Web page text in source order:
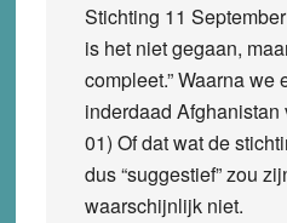
Stichting 11
is het niet gegaan,
compleet.” Waarna we
inderdaad
01) Of dat wat de
dus “suggestief” zou
waarschijnlijk niet.